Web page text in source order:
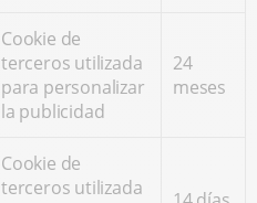
Cookie de
terceros utilizada
para personalizar
la publicidad
24
meses
Cookie de
terceros utilizada